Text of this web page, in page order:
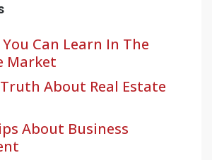
Can Learn In The
Market
About Real Estate
About Business